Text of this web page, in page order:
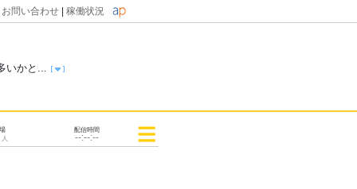
お問い合わせ 稼働状況
いかと...
人
配信時間
--:--:--